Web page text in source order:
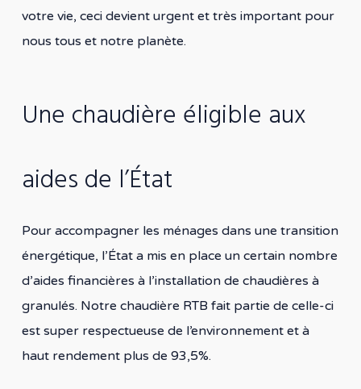
votre vie, ceci devient urgent et très important pour
nous tous et notre planète.
Une chaudière éligible aux
aides de l’État
Pour accompagner les ménages dans une transition
énergétique, l’État a mis en place un certain nombre
d’aides financières à l’installation de chaudières à
granulés. Notre chaudière RTB fait partie de celle-ci
est super respectueuse de l’environnement et à
haut rendement plus de 93,5%.